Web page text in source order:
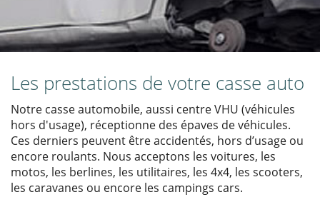
Les prestations de votre casse auto
Notre casse automobile, aussi centre VHU (véhicules
hors d'usage), réceptionne des épaves de véhicules.
Ces derniers peuvent être accidentés, hors d’usage ou
encore roulants. Nous acceptons les voitures, les
motos, les berlines, les utilitaires, les 4x4, les scooters,
les caravanes ou encore les campings cars.